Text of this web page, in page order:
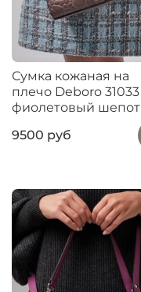
Сумка кожаная на
плечо Deboro 31033
фиолетовый шепот
9500 руб